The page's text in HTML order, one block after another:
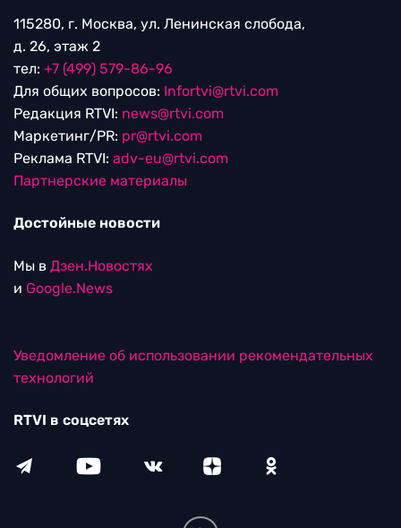
115280, г. Москва, ул. Ленинская слобода,
д. 26, этаж 2
тел: +7 (499) 579-86-96
Для общих вопросов: Infortvi@rtvi.com
Редакция RTVI: news@rtvi.com
Маркетинг/PR: pr@rtvi.com
Реклама RTVI: adv-eu@rtvi.com
Партнерские материалы
Достойные новости
Мы в Дзен.Новостях
и Google.News
Уведомление об использовании рекомендательных
технологий
RTVI в соцсетях